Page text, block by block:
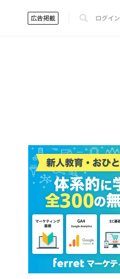
広告掲載 ログイン